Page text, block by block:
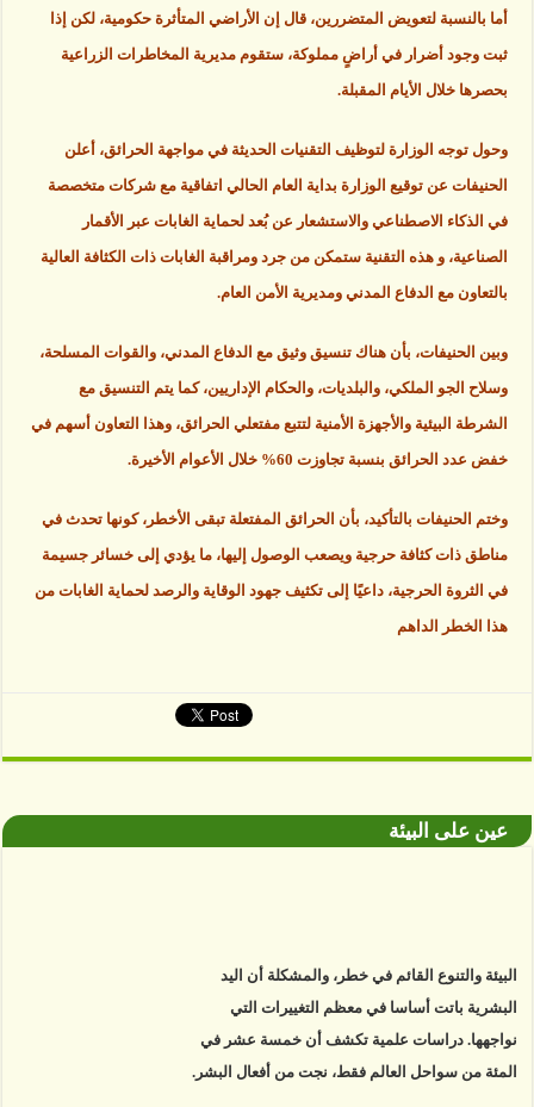
أما بالنسبة لتعويض المتضررين، قال إن الأراضي المتأثرة حكومية، لكن إذا
ثبت وجود أضرار في أراضٍ مملوكة، ستقوم مديرية المخاطرات الزراعية
بحصرها خلال الأيام المقبلة.
وحول توجه الوزارة لتوظيف التقنيات الحديثة في مواجهة الحرائق، أعلن
الحنيفات عن توقيع الوزارة بداية العام الحالي اتفاقية مع شركات متخصصة
في الذكاء الاصطناعي والاستشعار عن بُعد لحماية الغابات عبر الأقمار
الصناعية، و هذه التقنية ستمكن من جرد ومراقبة الغابات ذات الكثافة العالية
بالتعاون مع الدفاع المدني ومديرية الأمن العام.
وبين الحنيفات، بأن هناك تنسيق وثيق مع الدفاع المدني، والقوات المسلحة،
وسلاح الجو الملكي، والبلديات، والحكام الإداريين، كما يتم التنسيق مع
الشرطة البيئية والأجهزة الأمنية لتتبع مفتعلي الحرائق، وهذا التعاون أسهم في
خفض عدد الحرائق بنسبة تجاوزت 60% خلال الأعوام الأخيرة.
وختم الحنيفات بالتأكيد، بأن الحرائق المفتعلة تبقى الأخطر، كونها تحدث في
مناطق ذات كثافة حرجية ويصعب الوصول إليها، ما يؤدي إلى خسائر جسيمة
في الثروة الحرجية، داعيًا إلى تكثيف جهود الوقاية والرصد لحماية الغابات من
هذا الخطر الداهم
عين على البيئة
البيئة والتنوع القائم في خطر، والمشكلة أن اليد
البشرية باتت أساسا في معظم التغييرات التي
نواجهها. دراسات علمية تكشف أن خمسة عشر في
المئة من سواحل العالم فقط، نجت من أفعال البشر.